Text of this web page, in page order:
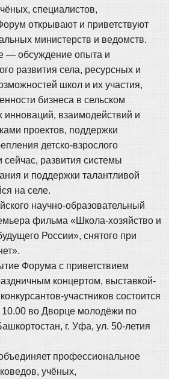
специалистов,
открывают и приветствуют
министерств и ведомств.
— обсуждение опыта и
развития села, ресурсных и
школ и их участия,
бизнеса в сельском
инноваций, взаимодействий и
проектов, поддержки
детско-взрослого
сейчас, развития системы
и поддержки талантливой
на селе.
научно-образовательный
фильма «Школа-хозяйство и
России», снятого при
Форума с приветствием
концертом, выставкой-
участников состоится
10.00 во Дворце молодёжи по
г. Уфа, ул. 50-летия
профессиональное
учёных,